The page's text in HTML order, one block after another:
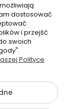
sklep
dostosować
i przejść
swoich
Polityce